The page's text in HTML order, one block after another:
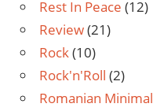
Rest In Peace (12)
Review(21)
Rock(10)
Rock'n'Roll (2)
Romanian Minimal